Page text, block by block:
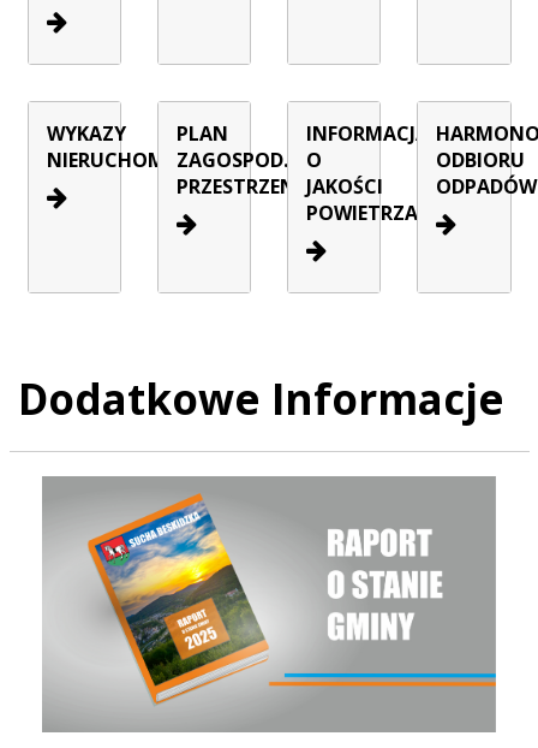
WYKAZY
NIERUCHOMOŚCI
PLAN
ZAGOSPOD.
PRZESTRZENNEGO
INFORMACJA
O
JAKOŚCI
POWIETRZA
ODBIORU
ODPADÓW
Dodatkowe Informacje